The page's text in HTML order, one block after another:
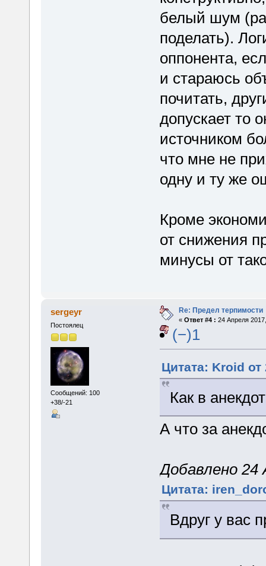
белый шум
поделать).
оппонента,
и стараюсь
почитать,
допускает то
источником
что мне не
одну и ту же
Кроме
от снижения
минусы от
sergeyr
Постоялец
Сообщений: 100
+38/-21
Re: Предел терпимости
« Ответ #4 : 24 Апреля
(−)1
Цитата: Kroid
Как в
А что за
Добавлено 24
Цитата:
Вдруг у вас